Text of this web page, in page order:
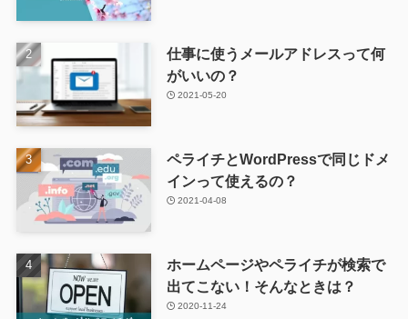
仕事に使うメールアドレスって何
がいいの？
2021-05-20
ペライチとWordPressで同じドメ
インって使えるの？
2021-04-08
ホームページやペライチが検索で
出てこない！そんなときは？
2020-11-24